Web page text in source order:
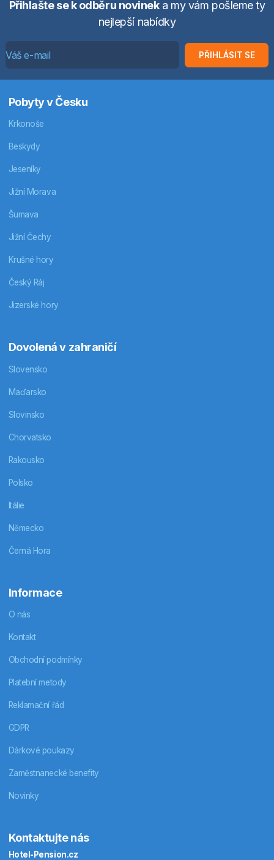
Přihlašte se k odběru novineka my vám pošleme ty
nejlepší nabídky
PŘIHLÁSIT SE
Pobyty v Česku
Krkonoše
Beskydy
Jeseníky
Jižní Morava
Šumava
Jižní Čechy
Krušné hory
Český Ráj
Jizerské hory
Dovolená v zahraničí
Slovensko
Maďarsko
Slovinsko
Chorvatsko
Rakousko
Polsko
Itálie
Německo
Černá Hora
Informace
O nás
Kontakt
Obchodní podmínky
Platební metody
Reklamační řád
GDPR
Dárkové poukazy
Zaměstnanecké benefity
Novinky
Kontaktujte nás
Hotel-Pension.cz